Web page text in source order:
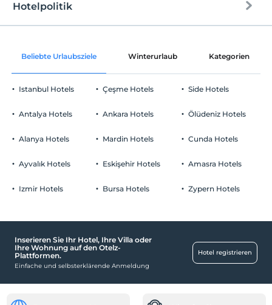
Gemeinschaftsräume und alle Räume
Parken
Kostenlos Privatparkplatz
Schwimmbad
Freibad
In der Einrichtung
Hotelpolitik
Einchecken
Check-out
Vor 13:00
Haustiere
Rauchen
Kinder unter dem Alter von 12 können nicht untergebracht
Beliebte Urlaubsziele Winterurlaub Kategorien
Istanbul Hotels
Antalya Hotels
Alanya Hotels
Ayvalık Hotels
Izmir Hotels
Çeşme Hotels
Ankara Hotels
Mardin Hotels
Eskişehir Hotels
Bursa Hotels
Side Hotels
Ölüdeniz Hotels
Cunda Hotels
Amasra Hotels
Zypern Hotels
Inserieren Sie Ihr Hotel, Ihre Villa oder
Ihre Wohnung auf den Otelz-
Plattformen.
Einfache und selbsterklärende Anmeldung
Hotel registrieren